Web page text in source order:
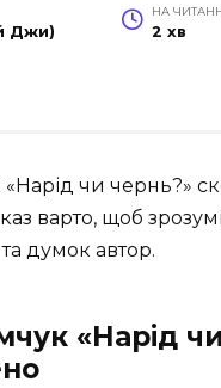
Джи)
НА
2 хв
чи чернь?»
варто, щоб
думок автор.
«Нарід